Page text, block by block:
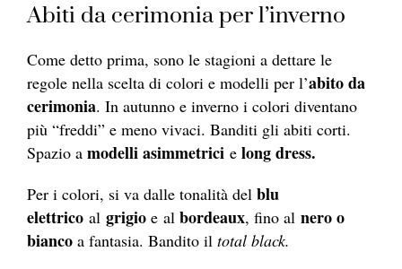
Abiti da cerimonia per l’inverno
Come detto prima, sono le stagioni a dettare le
regole nella scelta di colori e modelli per l’abito da
cerimonia. In autunno e inverno i colori diventano
più “freddi” e meno vivaci. Banditi gli abiti corti.
Spazio a modelli asimmetrici e long dress.
Per i colori, si va dalle tonalità del blu
elettrico al grigio e al bordeaux, fino al nero o
bianco a fantasia. Bandito il total black.